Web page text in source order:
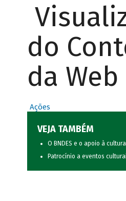
do
da Web
Ações
VEJA TAMBÉM
O BNDES e o apoio à cultura
Patrocínio a eventos